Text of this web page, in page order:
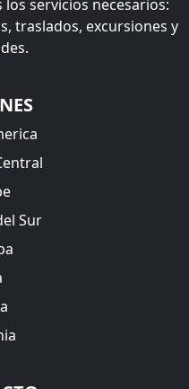
servicios necesarios:
traslados, excursiones y
Sur